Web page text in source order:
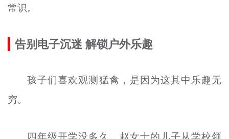
常识。
告别电子沉迷 解锁户外乐趣
孩子们喜欢观测猛禽，是因为这其中乐趣无
穷。
四年级开学没多久，赵女士的儿子从学校领